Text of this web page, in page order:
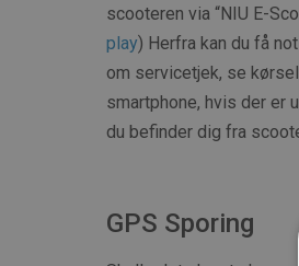
scooteren via “NIU E-
play) Herfra kan du få
om servicetjek, se
smartphone, hvis der er
du befinder dig fra
GPS Sporing